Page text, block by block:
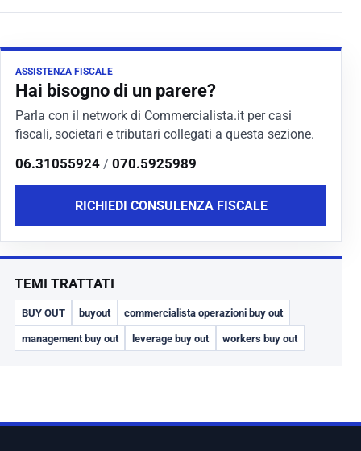
138, convertito dalla legge...
ASSISTENZA FISCALE
Hai bisogno di un parere?
Parla con il network di Commercialista.it per casi
fiscali, societari e tributari collegati a questa sezione.
06.31055924 / 070.5925989
RICHIEDI CONSULENZA FISCALE
TEMI TRATTATI
BUY OUT buyout commercialista operazioni buy out
management buy out leverage buy out workers buy out